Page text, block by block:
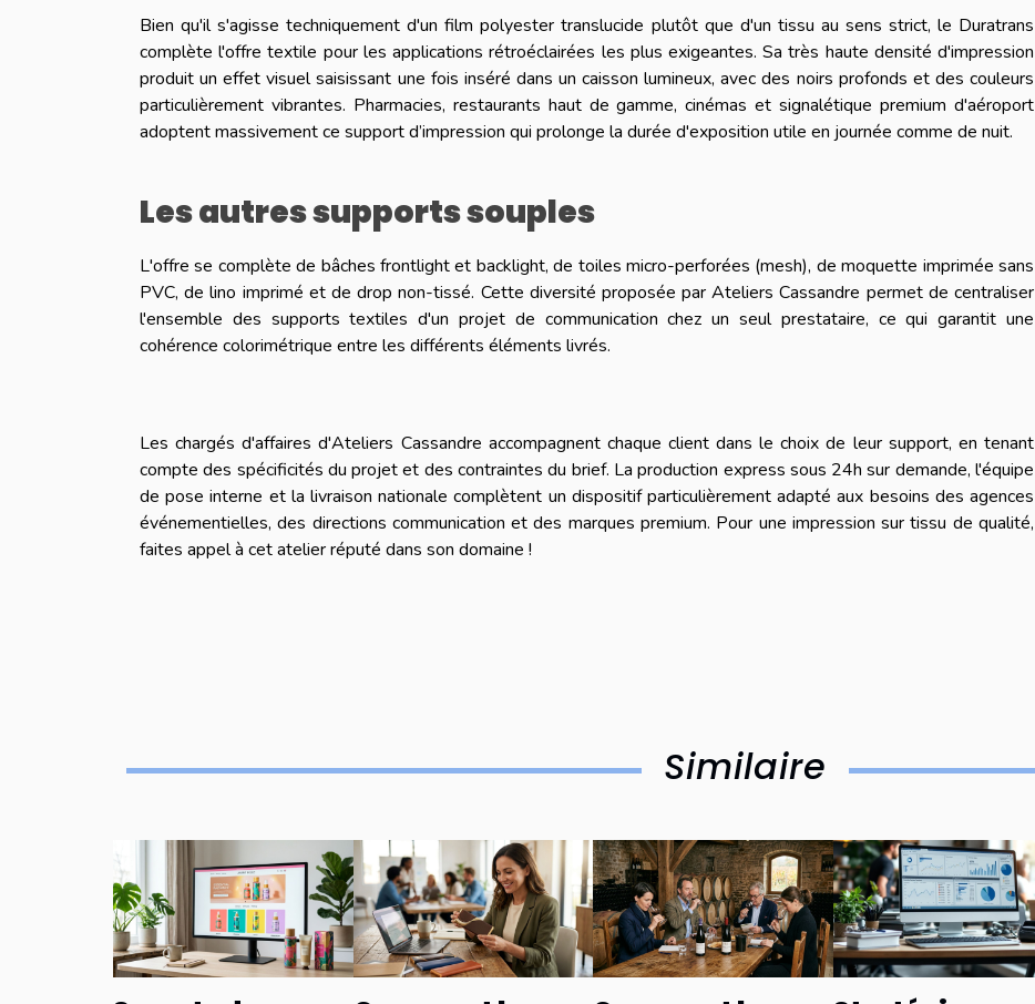
Bien qu'il s'agisse techniquement d'un film polyester translucide plutôt que d'un tissu au sens strict, le Duratrans
complète l'offre textile pour les applications rétroéclairées les plus exigeantes. Sa très haute densité d'impression
produit un effet visuel saisissant une fois inséré dans un caisson lumineux, avec des noirs profonds et des couleurs
particulièrement vibrantes. Pharmacies, restaurants haut de gamme, cinémas et signalétique premium d'aéroport
adoptent massivement ce support d’impression qui prolonge la durée d'exposition utile en journée comme de nuit.
Les autres supports souples
L'offre se complète de bâches frontlight et backlight, de toiles micro-perforées (mesh), de moquette imprimée sans
PVC, de lino imprimé et de drop non-tissé. Cette diversité proposée par Ateliers Cassandre permet de centraliser
l'ensemble des supports textiles d'un projet de communication chez un seul prestataire, ce qui garantit une
cohérence colorimétrique entre les différents éléments livrés.
Les chargés d'affaires d'Ateliers Cassandre accompagnent chaque client dans le choix de leur support, en tenant
compte des spécificités du projet et des contraintes du brief. La production express sous 24h sur demande, l'équipe
de pose interne et la livraison nationale complètent un dispositif particulièrement adapté aux besoins des agences
événementielles, des directions communication et des marques premium. Pour une impression sur tissu de qualité,
faites appel à cet atelier réputé dans son domaine !
Similaire